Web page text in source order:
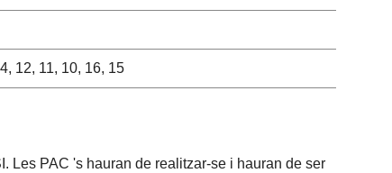
12, 11, 10, 16, 15
Les PAC 's hauran de realitzar-se i hauran de ser